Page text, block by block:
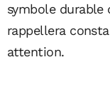
symbole
rappellera
attention.